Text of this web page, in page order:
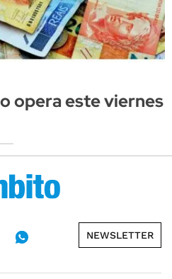
opera este viernes
NEWSLETTER